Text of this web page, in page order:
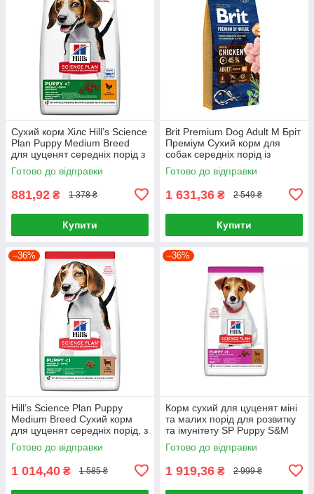
Сухий корм Хілс Hill’s Science
Plan Puppy Medium Breed
для цуценят середніх порід з
куркою, 2,5 кг
Готово до відправки
881,92 ₴ 1 378 ₴
Купити
Brit Premium Dog Adult M Бріт
Преміум Сухий корм для
собак середніх порід із
куркою 15 кг
Готово до відправки
1 631,36 ₴ 2 549 ₴
Купити
–36%
Hill’s Science Plan Puppy
Medium Breed Сухий корм
для цуценят середніх порід, з
ягням і рисом, 2,5 кг
Готово до відправки
1 014,40 ₴ 1 585 ₴
–36%
Корм сухий для цуценят міні
та малих порід для розвитку
та імунітету SP Puppy S&M
L&R 6кг, Ягня та рис
Готово до відправки
1 919,36 ₴ 2 999 ₴